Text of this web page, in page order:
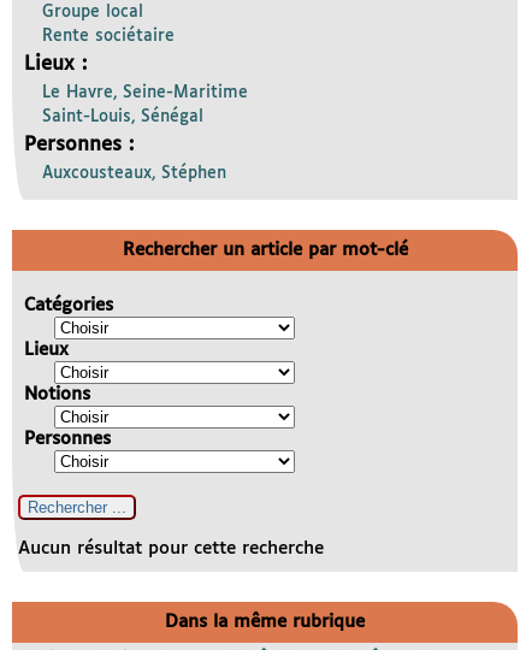
Groupe local
Rente sociétaire
Lieux :
Le Havre, Seine-Maritime
Saint-Louis, Sénégal
Personnes :
Auxcousteaux, Stéphen
Rechercher un article par mot-clé
Catégories
Lieux
Notions
Personnes
Aucun résultat pour cette recherche
Dans la même rubrique